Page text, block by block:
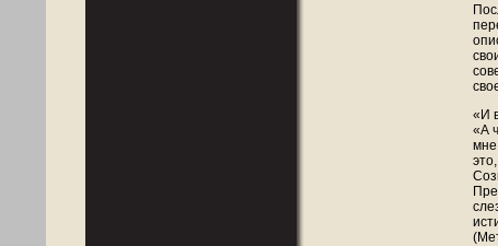
«И
«А
мне